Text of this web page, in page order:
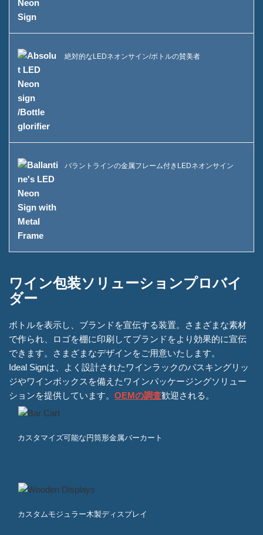
お問い合わせ
絶対的なLEDネオンサイン/ボトルの賛美者
バラントラインの金属フレーム付きLEDネオンサイン
ワイン包装ソリューションプロバイ
ダー
ボトルを表示し、ブランドを宣伝する装置。さまざまな素材
で作られ、ロゴを棚に印刷してブランドをより効果的に宣伝
できます。さまざまなデザインをご用意いたします。
Ideal Signは、よく設計されたワインラックのバスキングリッ
ジやワインボックスを備えたワインパッケージングソリュー
ションを提供しています。 OEMの調査歓迎される。
カスタマイズ可能な円筒形金属バーカート
カスタムモジュラー木製ディスプレイ